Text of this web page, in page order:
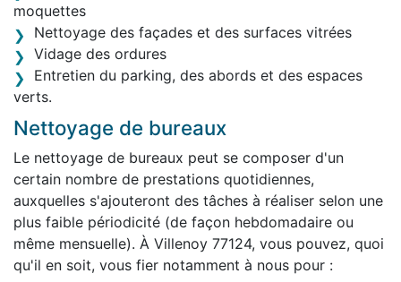
moquettes
Nettoyage des façades et des surfaces vitrées
Vidage des ordures
Entretien du parking, des abords et des espaces
verts.
Nettoyage de bureaux
Le nettoyage de bureaux peut se composer d'un
certain nombre de prestations quotidiennes,
auxquelles s'ajouteront des tâches à réaliser selon une
plus faible périodicité (de façon hebdomadaire ou
même mensuelle). À Villenoy 77124, vous pouvez, quoi
qu'il en soit, vous fier notamment à nous pour :